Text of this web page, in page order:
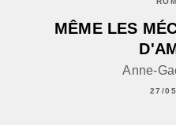
MÊME LES
Anne-
27/